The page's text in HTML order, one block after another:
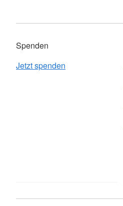
Spenden
Jetzt spenden